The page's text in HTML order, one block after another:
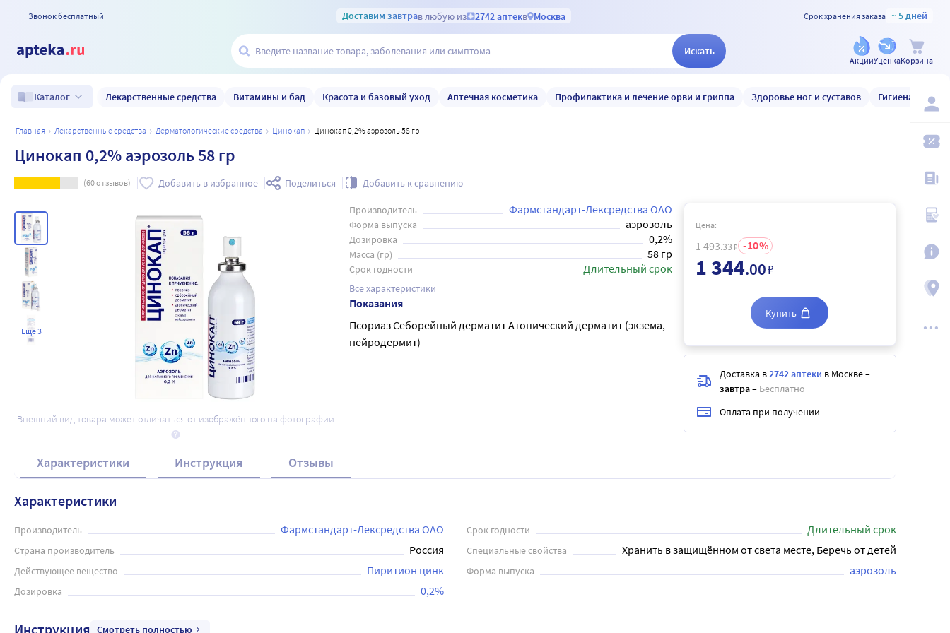
Звонок бесплатный Доставим завтрав любую из 2742 аптекв Москва Срок хранения заказа ~ 5 дней
Искать
АкцииУценкаКорзина
Каталог Лекарственные средства Витамины и бад Красота и базовый уход Аптечная косметика Профилактика и лечение орви и гриппа Здоровье ног и суставов Гигиена и уход
главная лекарственные средства дерматологические средства цинокап Цинокап 0,2% аэрозоль 58 гр
Цинокап 0,2% аэрозоль 58 гр
(60отзывов) Добавить в избранное Поделиться Добавить к сравнению
Ещё 3
Внешний вид товара может отличаться от изображённого на фотографии
Производитель Фармстандарт-Лексредства ОАО
Форма выпуска аэрозоль
Дозировка 0,2%
Масса (гр) 58 гр
Срок годности Длительный срок
Все характеристики
Показания
Псориаз Себорейный дерматит Атопический дерматит (экзема,
нейродермит)
Цена:
1 493.33 ₽ 10
1 344.00₽
Купить
Доставка в2742 аптеки в Москве–
завтра– Бесплатно
Оплата при получении
Характеристики Инструкция Отзывы
Характеристики
Производитель Фармстандарт-Лексредства ОАО Срок годности Длительный срок
Страна производитель Россия Специальные свойства Хранить в защищённом от света месте, Беречь от детей
Действующее вещество Пиритион цинк Форма выпуска аэрозоль
Дозировка 0,2%
Инструкция Смотреть полностью